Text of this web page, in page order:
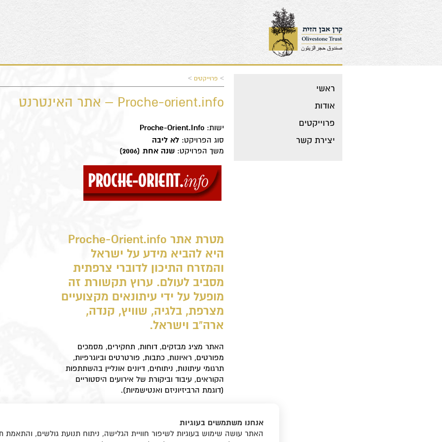
ראשי
אודות
פרוייקטים
יצירת קשר
> פרוייקטים >
​Proche-orient.info – אתר האינטרנט
ישות: Proche-Orient.Info
סוג הפרויקט: לא ליבה
משך הפרויקט: שנה אחת (2006)
מטרת אתר Proche-Orient.info
היא להביא מידע על ישראל
והמזרח התיכון לדוברי צרפתית
מסביב לעולם. ערוץ תקשורת זה
מופעל על ידי עיתונאים מקצועיים
מצרפת, בלגיה, שוויץ, קנדה,
ארה"ב וישראל.
האתר מציג מבזקים, דוחות, תחקירים, מסמכים
מפורטים, ראיונות, כתבות, פורטרטים וביוגרפיות,
תרגומי עיתונות, ניתוחים, דיונים אונליין בהשתתפות
הקוראים, עיבוד וביקורת של אירועים היסטוריים
(דוגמת הרביזיוניזם ואנטישמיות).
«הקודם: The Other Glance - תערוכת איינשטיין הבא: ​הסרט
אנחנו משתמשים בעוגיות
האתר עושה שימוש בעוגיות לשיפור חוויית הגלישה, ניתוח תנועת גולשים, והתאמת